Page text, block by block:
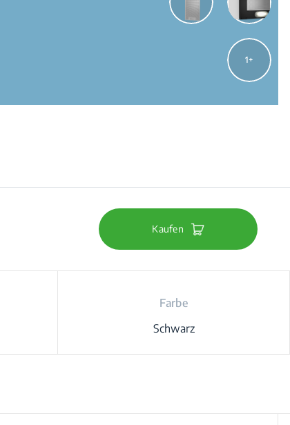
1
Kaufen
Farbe
Schwarz